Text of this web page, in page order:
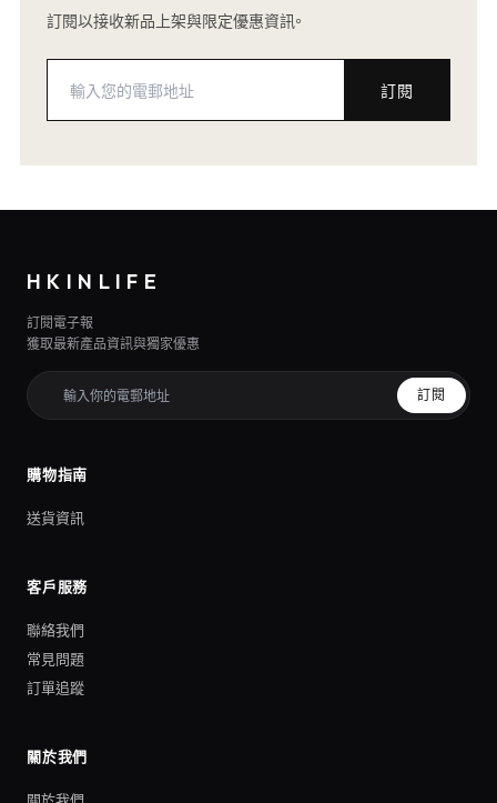
訂閱以接收新品上架與限定優惠資訊。
訂閱
HKINLIFE
訂閱電子報
獲取最新產品資訊與獨家優惠
訂閱
購物指南
送貨資訊
客戶服務
聯絡我們
常見問題
訂單追蹤
關於我們